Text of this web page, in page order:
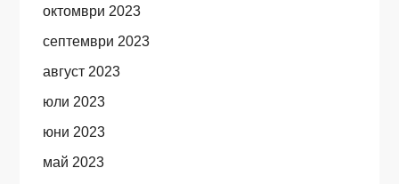
октомври 2023
септември 2023
август 2023
юли 2023
юни 2023
май 2023